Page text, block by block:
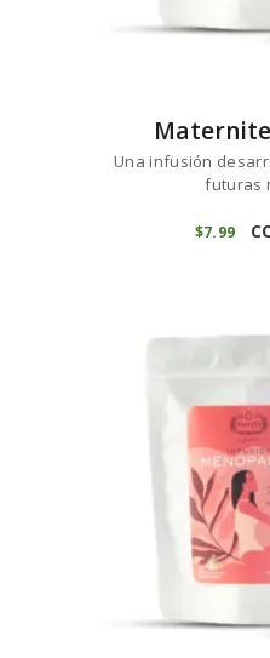
Una infusión
futuras
$7 99